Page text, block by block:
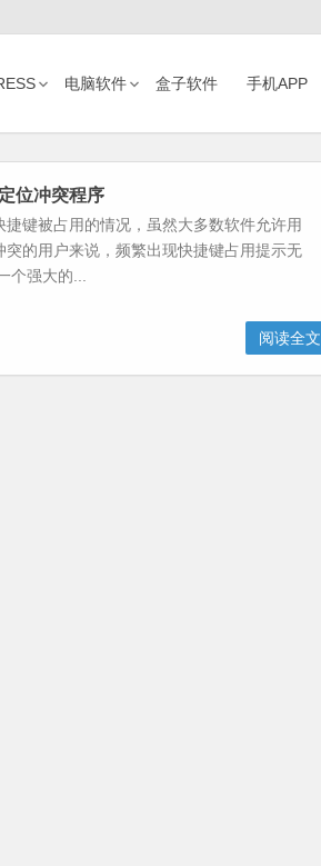
电脑软件 盒子软件 手机APP
位冲突程序
键被占用的情况，虽然大多数软件允许用
的用户来说，频繁出现快捷键占用提示无
个强大的...
阅读全文